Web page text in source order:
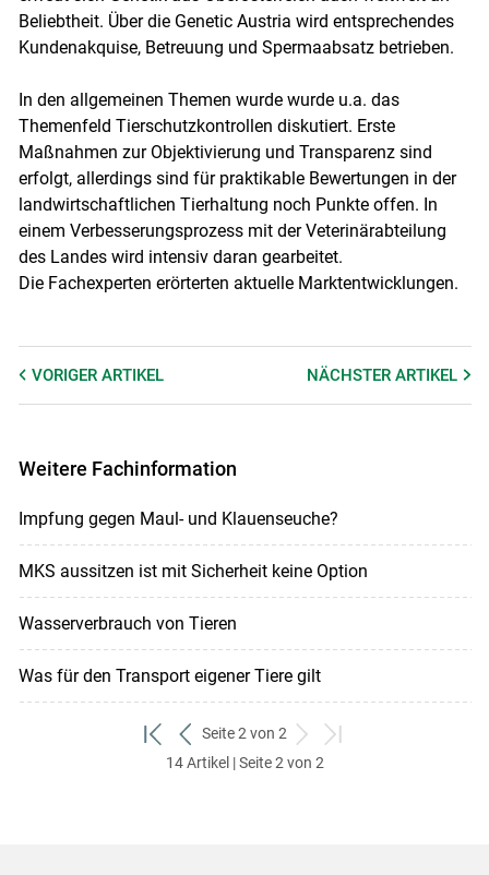
Beliebtheit. Über die Genetic Austria wird entsprechendes
Kundenakquise, Betreuung und Spermaabsatz betrieben.
In den allgemeinen Themen wurde wurde u.a. das
Themenfeld Tierschutzkontrollen diskutiert. Erste
Maßnahmen zur Objektivierung und Transparenz sind
erfolgt, allerdings sind für praktikable Bewertungen in der
landwirtschaftlichen Tierhaltung noch Punkte offen. In
einem Verbesserungsprozess mit der Veterinärabteilung
des Landes wird intensiv daran gearbeitet.
Die Fachexperten erörterten aktuelle Marktentwicklungen.
VORIGER ARTIKEL NÄCHSTERARTIKEL
Weitere Fachinformation
Impfung gegen Maul- und Klauenseuche?
MKS aussitzen ist mit Sicherheit keine Option
Wasserverbrauch von Tieren
Was für den Transport eigener Tiere gilt
zum
ersten
zurück
zum
Seite 2 von 2
weiter
zum
zum
14 Artikel | Seite 2 von 2